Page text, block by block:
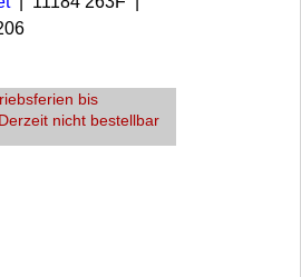
bis
nicht bestellbar